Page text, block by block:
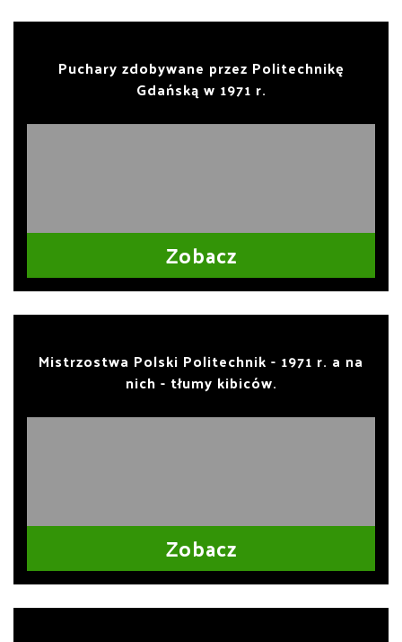
Puchary zdobywane przez Politechnikę
Gdańską w 1971 r.
Zobacz
Mistrzostwa Polski Politechnik - 1971 r. a na
nich - tłumy kibiców.
Zobacz